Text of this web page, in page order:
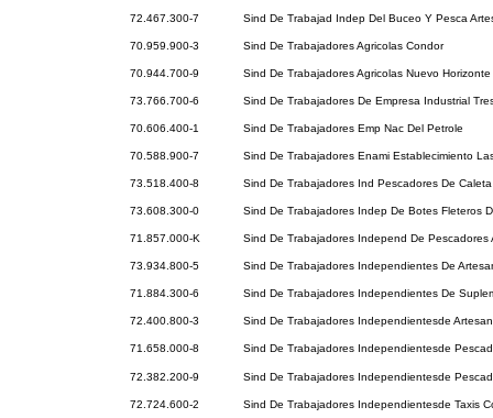
72.467.300-7 Sind De Trabajad Indep Del Buceo Y Pesca
70.959.900-3 Sind De Trabajadores Agricolas Condor
70.944.700-9 Sind De Trabajadores Agricolas Nuevo Horizonte
73.766.700-6 Sind De Trabajadores De Empresa Industrial
70.606.400-1 Sind De Trabajadores Emp Nac Del Petrole
70.588.900-7 Sind De Trabajadores Enami Establecimiento
73.518.400-8 Sind De Trabajadores Ind Pescadores De
73.608.300-0 Sind De Trabajadores Indep De Botes Fleteros
71.857.000-K Sind De Trabajadores Independ De Pescadores
73.934.800-5 Sind De Trabajadores Independientes De
71.884.300-6 Sind De Trabajadores Independientes De
72.400.800-3 Sind De Trabajadores Independientesde
71.658.000-8 Sind De Trabajadores Independientesde
72.382.200-9 Sind De Trabajadores Independientesde
72.724.600-2 Sind De Trabajadores Independientesde Taxis